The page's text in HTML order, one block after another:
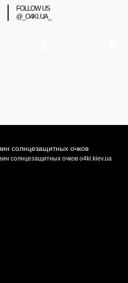
FOLLOW US
@_O4KI.UA_
солнцезащитных очков o4ki.kiev.ua